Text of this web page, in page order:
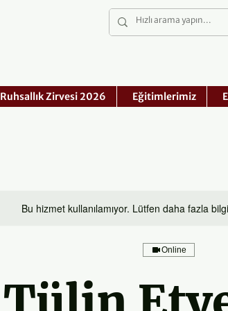
Ruhsallık Zirvesi 2026 Eğitimlerimiz
Bu hizmet kullanılamıyor. Lütfen daha fazla
Online